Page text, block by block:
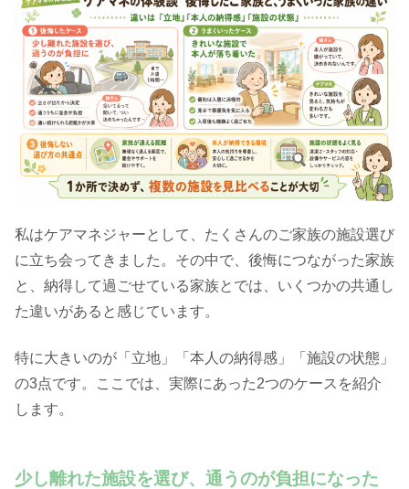
私はケアマネジャーとして、たくさんのご家族の施設選び
に立ち会ってきました。その中で、後悔につながった家族
と、納得して過ごせている家族とでは、いくつかの共通し
た違いがあると感じています。
特に大きいのが「立地」「本人の納得感」「施設の状態」
の3点です。ここでは、実際にあった2つのケースを紹介
します。
少し離れた施設を選び、通うのが負担になった